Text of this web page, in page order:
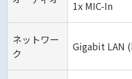
1x MIC-In
ネットワー
ク
Gigabit LAN